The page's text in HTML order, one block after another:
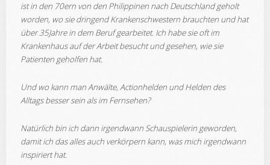
ist in den 70ern von den Philippinen nach Deutschland geholt
worden, wo sie dringend Krankenschwestern brauchten und hat
über 35Jahre in dem Beruf gearbeitet. Ich habe sie oft im
Krankenhaus auf der Arbeit besucht und gesehen, wie sie
Patienten geholfen hat.
Und wo kann man Anwälte, Actionhelden und Helden des
Alltags besser sein als im Fernsehen?
Natürlich bin ich dann irgendwann Schauspielerin geworden,
damit ich das alles auch verkörpern kann, was mich irgendwann
inspiriert hat.